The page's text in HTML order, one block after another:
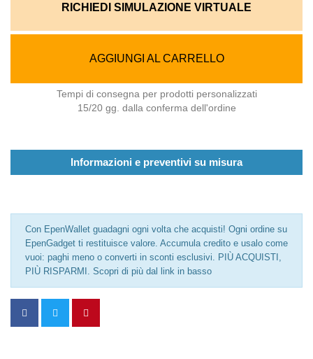
RICHIEDI SIMULAZIONE VIRTUALE
AGGIUNGI AL CARRELLO
Tempi di consegna per prodotti personalizzati
15/20 gg. dalla conferma dell'ordine
Informazioni e preventivi su misura
Con EpenWallet guadagni ogni volta che acquisti! Ogni ordine su
EpenGadget ti restituisce valore. Accumula credito e usalo come
vuoi: paghi meno o converti in sconti esclusivi. PIÙ ACQUISTI,
PIÙ RISPARMI. Scopri di più dal link in basso